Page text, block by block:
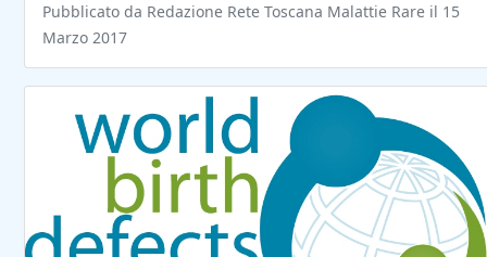
Pubblicato da Redazione Rete Toscana Malattie Rare il 15
Marzo 2017